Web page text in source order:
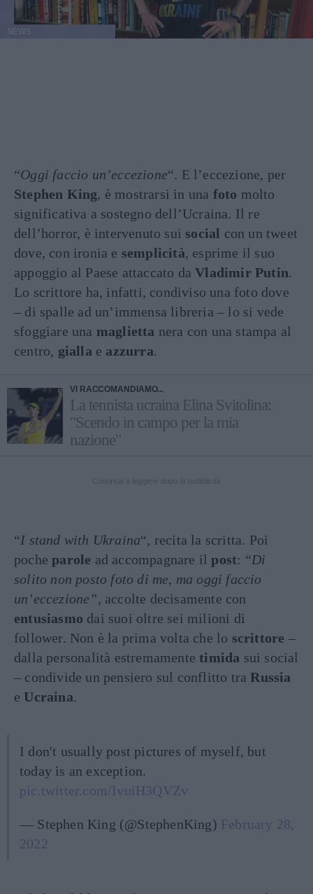
“Oggi faccio un’eccezione“. E l’eccezione, per
Stephen King, è mostrarsi in una foto molto
significativa a sostegno dell’Ucraina. Il re
dell’horror, è intervenuto sui social con un tweet
dove, con ironia e semplicità, esprime il suo
appoggio al Paese attaccato daVladimir Putin.
Lo scrittore ha, infatti, condiviso una foto dove
– di spalle ad un’immensa libreria – lo si vede
sfoggiare una maglietta nera con una stampa al
centro, gialla e azzurra.
VI RACCOMANDIAMO...
La tennista ucraina Elina Svitolina:
"Scendo in campo per la mia
nazione"
“I stand with Ukraina“, recita la scritta. Poi
pocheparole ad accompagnare ilpost: “Di
solito non posto foto di me, ma oggi faccio
un’eccezione”, accolte decisamente con
entusiasmo dai suoi oltre sei milioni di
follower. Non è la prima volta che lo scrittore –
dalla personalità estremamentetimida sui social
– condivide un pensiero sul conflitto traRussia
e Ucraina.
I don't usually post pictures of myself, but
today is an exception.
pic.twitter.com/IvuiH3QVZv
— Stephen King (@StephenKing) February 28,
2022